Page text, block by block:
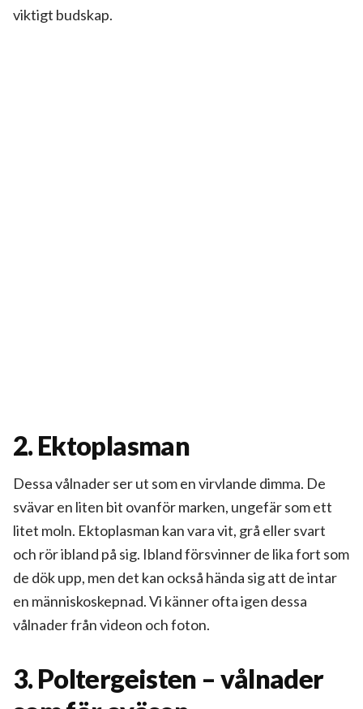
viktigt budskap.
2. Ektoplasman
Dessa vålnader ser ut som en virvlande dimma. De
svävar en liten bit ovanför marken, ungefär som ett
litet moln. Ektoplasman kan vara vit, grå eller svart
och rör ibland på sig. Ibland försvinner de lika fort som
de dök upp, men det kan också hända sig att de intar
en människoskepnad. Vi känner ofta igen dessa
vålnader från videon och foton.
3. Poltergeisten – vålnader